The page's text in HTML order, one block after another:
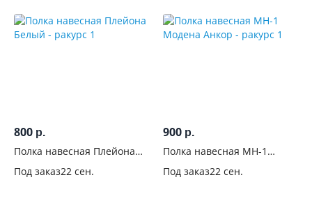
800 р.
Полка навесная Плейона
Под заказ22 сен.
900 р.
Полка навесная МН-1
Под заказ22 сен.